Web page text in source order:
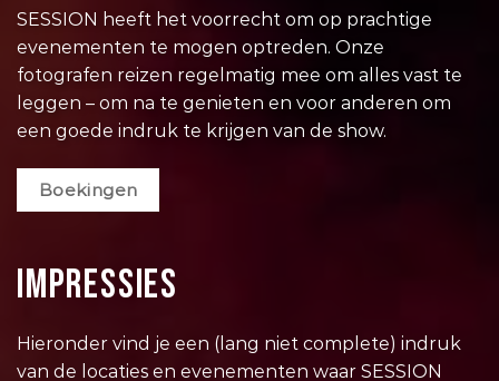
SESSION heeft het voorrecht om op prachtige
evenementen te mogen optreden. Onze
fotografen reizen regelmatig mee om alles vast te
leggen – om na te genieten en voor anderen om
een goede indruk te krijgen van de show.
Boekingen
IMPRESSIES
Hieronder vind je een (lang niet complete) indruk
van de locaties en evenementen waar SESSION